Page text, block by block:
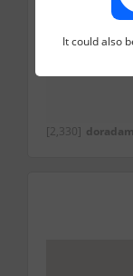
doradam
[2,330]
It could also